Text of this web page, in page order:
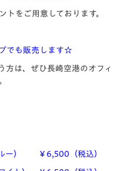
をご用意しております。
でも販売します☆
方は、ぜひ長崎空港のオフィ
ルー） ￥6,500（税込）